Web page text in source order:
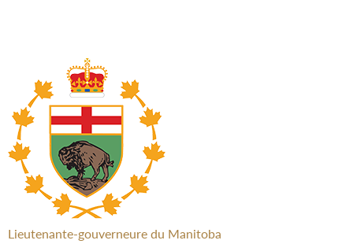
Lieutenante-gouverneure du Manitoba